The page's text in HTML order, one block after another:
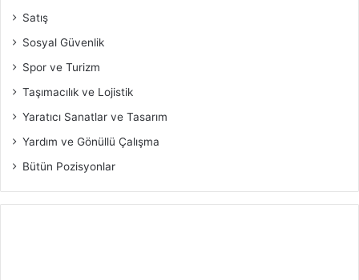
Satış
Sosyal Güvenlik
Spor ve Turizm
Taşımacılık ve Lojistik
Yaratıcı Sanatlar ve Tasarım
Yardım ve Gönüllü Çalışma
Bütün Pozisyonlar